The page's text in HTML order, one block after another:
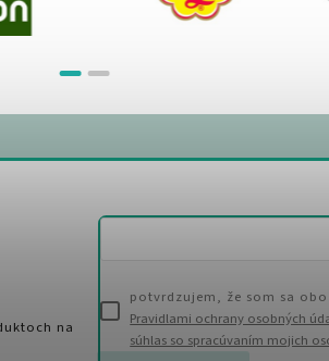
na
potvrdzujem, že som sa
Pravidlami ochrany osobných
súhlas so spracúvaním mojich